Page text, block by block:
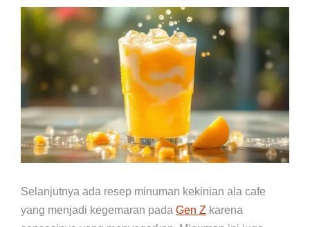
Selanjutnya ada resep minuman kekinian ala cafe
yang menjadi kegemaran pada Gen Z karena